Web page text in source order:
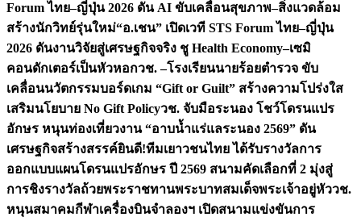
Forum ไทย–ญี่ปุ่น 2026 ดัน AI ขับเคลื่อนสุขภาพ–สิ่งแวดล้อม
สร้างนักวิทย์รุ่นใหม่“อ.เชน” เปิดเวที STS Forum ไทย–ญี่ปุ่น
2026 ดันงานวิจัยสู่เศรษฐกิจจริง ชู Health Economy–เซมิ
คอนดักเตอร์เป็นหัวหอกวช. –โรงเรียนนายร้อยตำรวจ ขับ
เคลื่อนนวัตกรรมบอร์ดเกม “Gift or Guilt” สร้างความโปร่งใส
เสริมนโยบาย No Gift Policyวช. จับมือระนอง โชว์โดรนแปร
อักษร หนุนท่องเที่ยวงาน “อาบน้ำแร่แลระนอง 2569” ดัน
เศรษฐกิจสร้างสรรค์ยินดี!ทีมเยาวชนไทย ได้รับรางวัลการ
ออกแบบแผนโดรนแปรอักษร ปี 2569 สนามคัดเลือกที่ 2 มุ่งสู่
การชิงรางวัลถ้วยพระราชทานพระบาทสมเด็จพระเจ้าอยู่หัววช.
หนุนสมาคมกีฬาเครื่องบินจำลองฯ เปิดสนามแข่งขันการ